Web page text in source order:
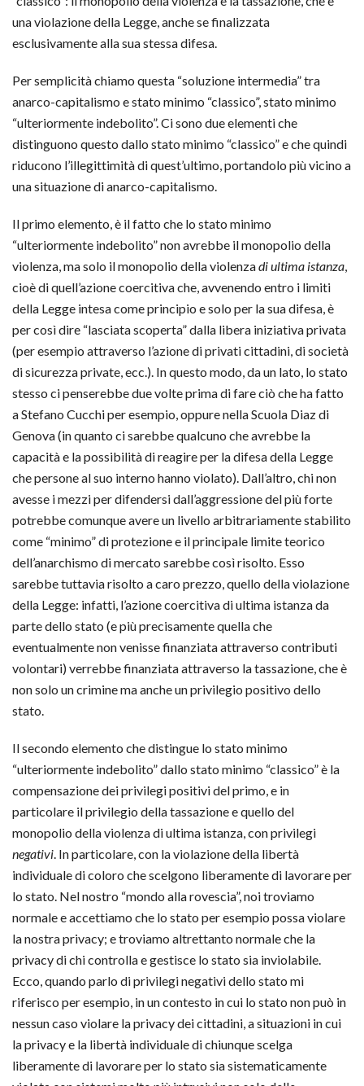
una violazione della Legge, anche se finalizzata
esclusivamente alla sua stessa difesa.
Per semplicità chiamo questa “soluzione intermedia” tra
anarco-capitalismo e stato minimo “classico”, stato minimo
“ulteriormente indebolito”. Ci sono due elementi che
distinguono questo dallo stato minimo “classico” e che quindi
riducono l’illegittimità di quest’ultimo, portandolo più vicino a
una situazione di anarco-capitalismo.
Il primo elemento, è il fatto che lo stato minimo
“ulteriormente indebolito” non avrebbe il monopolio della
violenza, ma solo il monopolio della violenzadi ultima istanza,
cioè di quell’azione coercitiva che, avvenendo entro i limiti
della Legge intesa come principio e solo per la sua difesa, è
per così dire “lasciata scoperta” dalla libera iniziativa privata
(per esempio attraverso l’azione di privati cittadini, di società
di sicurezza private, ecc.). In questo modo, da un lato, lo stato
stesso ci penserebbe due volte prima di fare ciò che ha fatto
a Stefano Cucchi per esempio, oppure nella Scuola Diaz di
Genova (in quanto ci sarebbe qualcuno che avrebbe la
capacità e la possibilità di reagire per la difesa della Legge
che persone al suo interno hanno violato). Dall’altro, chi non
avesse i mezzi per difendersi dall’aggressione del più forte
potrebbe comunque avere un livello arbitrariamente stabilito
come “minimo” di protezione e il principale limite teorico
dell’anarchismo di mercato sarebbe così risolto. Esso
sarebbe tuttavia risolto a caro prezzo, quello della violazione
della Legge: infatti, l’azione coercitiva di ultima istanza da
parte dello stato (e più precisamente quella che
eventualmente non venisse finanziata attraverso contributi
volontari) verrebbe finanziata attraverso la tassazione, che è
non solo un crimine ma anche un privilegio positivo dello
stato.
Il secondo elemento che distingue lo stato minimo
“ulteriormente indebolito” dallo stato minimo “classico” è la
compensazione dei privilegi positivi del primo, e in
particolare il privilegio della tassazione e quello del
monopolio della violenza di ultima istanza, con privilegi
negativi. In particolare, con la violazione della libertà
individuale di coloro che scelgono liberamente di lavorare per
lo stato. Nel nostro “mondo alla rovescia”, noi troviamo
normale e accettiamo che lo stato per esempio possa violare
la nostra privacy; e troviamo altrettanto normale che la
privacy di chi controlla e gestisce lo stato sia inviolabile.
Ecco, quando parlo di privilegi negativi dello stato mi
riferisco per esempio, in un contesto in cui lo stato non può in
nessun caso violare la privacy dei cittadini, a situazioni in cui
la privacy e la libertà individuale di chiunque scelga
liberamente di lavorare per lo stato sia sistematicamente